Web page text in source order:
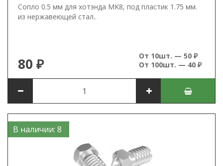
Сопло 0.5 мм для хотэнда MK8, под пластик 1.75 мм.
из нержавеющей стал..
80 ₽
От 10шт. — 50 ₽
От 100шт. — 40 ₽
В наличии: 8